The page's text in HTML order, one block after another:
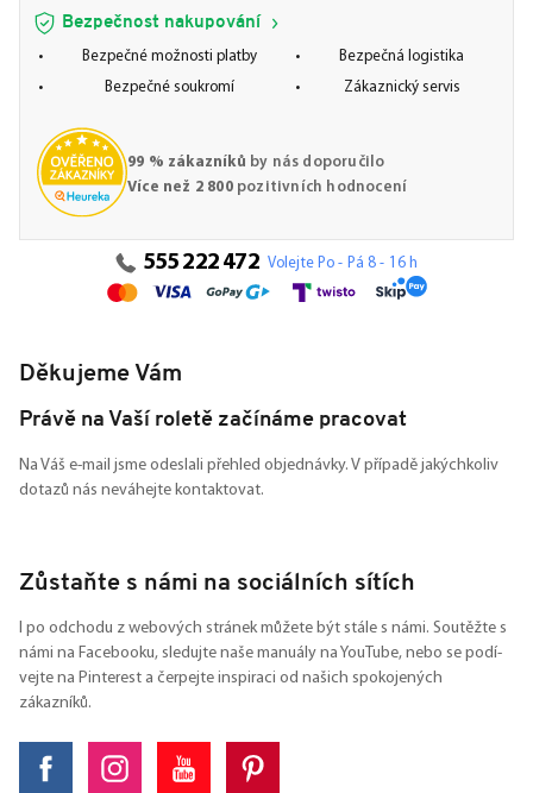
Bezpečnost nakupování
Bezpečné možnosti platby
Bezpečná logistika
Bezpečné soukromí
Zákaznický servis
99 % zákazníků by nás doporučilo
Více než 2 800pozitivních hodnocení
555 222 472 Volejte Po - Pá 8 - 16 h
Děkujeme Vám
Právě na Vaší roletě začínáme pracovat
Na Váš e-mail jsme odeslali přehled objednávky. V případě jakýchkoliv
dotazů nás neváhejte kontaktovat.
Zůstaňte s námi na sociálních sítích
I po odchodu z webových stránek můžete být stále s námi. Soutěžte s
námi na Facebooku, sledujte naše manuály na YouTube, nebo se podí-
vejte na Pinterest a čerpejte inspiraci od našich spokojených
zákazníků.